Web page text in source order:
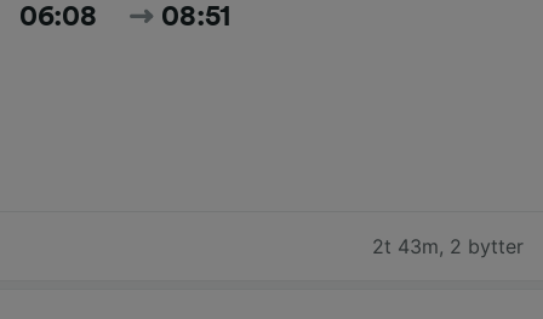
06:08 08:51
2t 43m, 2 bytter